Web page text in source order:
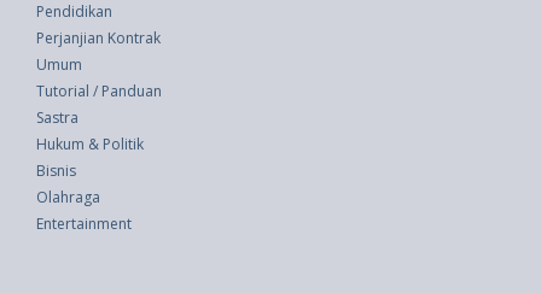
Pendidikan
Perjanjian Kontrak
Umum
Tutorial / Panduan
Sastra
Hukum & Politik
Bisnis
Olahraga
Entertainment